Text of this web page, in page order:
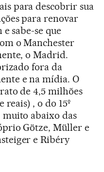
para descobrir sua
para renovar
sabe-se que
o Manchester
o Madrid.
fora da
e na mídia. O
de 4,5 milhões
reais) , o do 15º
abaixo das
Götze, Müller e
e Ribéry